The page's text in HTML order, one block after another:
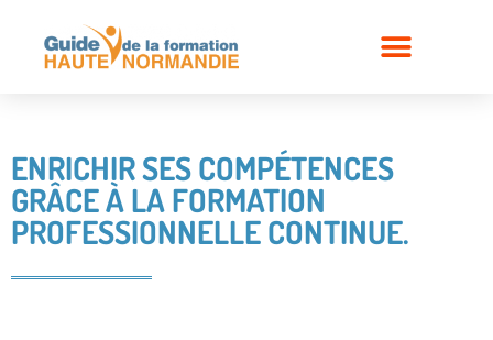
ENRICHIR SES COMPÉTENCES
GRÂCE À LA FORMATION
PROFESSIONNELLE CONTINUE.